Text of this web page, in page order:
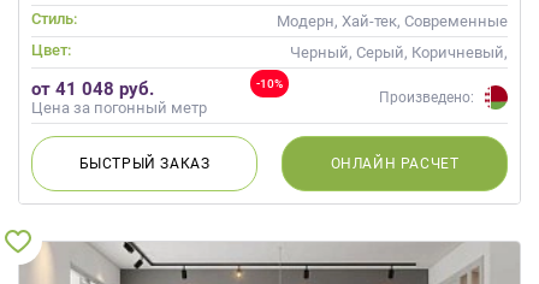
Стиль:
Модерн, Хай-тек, Современные
Цвет:
Черный, Серый, Коричневый,
Капучино
-10%
от 41 048 руб.
Цена за погонный метр
Произведено:
БЫСТРЫЙЗАКАЗ ОНЛАЙН РАСЧЕТ